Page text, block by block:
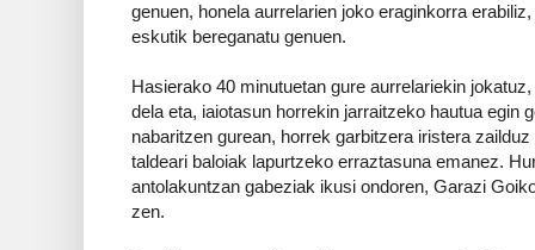
genuen, honela aurrelarien joko eraginkorra
eskutik bereganatu genuen.
Hasierako 40 minutuetan gure aurrelariekin
dela eta, iaiotasun horrekin jarraitzeko hautua egin
nabaritzen gurean, horrek garbitzera iristera
taldeari baloiak lapurtzeko erraztasuna emanez.
antolakuntzan gabeziak ikusi ondoren, Garazi
zen.